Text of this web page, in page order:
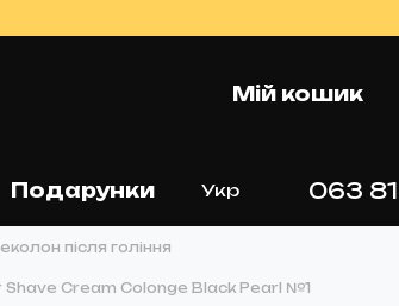
Мій кошик
Подарунки Укр 063
після гоління
Cream Colonge Black Pearl №1